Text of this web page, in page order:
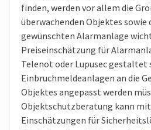
finden, werden vor allem die
überwachenden Objektes sowie
gewünschten Alarmanlage
Preiseinschätzung für
Telenot oder Lupusec gestaltet
Einbruchmeldeanlagen an die
Objektes angepasst werden
Objektschutzberatung kann
Einschätzungen für